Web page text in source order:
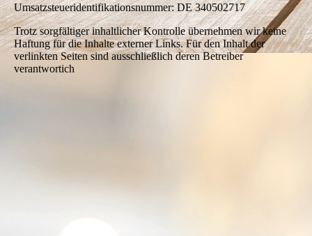
Umsatzsteueridentifikationsnummer: DE 340502717
Trotz sorgfältiger inhaltlicher Kontrolle übernehmen wir keine
Haftung für die Inhalte externer Links. Für den Inhalt der
verlinkten Seiten sind ausschließlich deren Betreiber
verantwortich